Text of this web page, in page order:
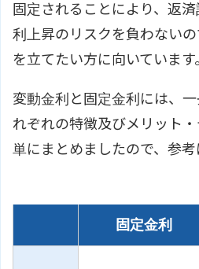
固定されることにより、返
利上昇のリスクを負わない
を立てたい方に向いています
変動金利と固定金利には、
れぞれの特徴及びメリット
単にまとめましたので、参考
固定金利